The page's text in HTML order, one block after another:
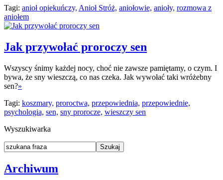
Tagi: anioł opiekuńczy, Anioł Stróż, aniołowie, anioły, rozmowa z
aniołem
Jak przywołać proroczy sen
Wszyscy śnimy każdej nocy, choć nie zawsze pamiętamy, o czym. I
bywa, że sny wieszczą, co nas czeka. Jak wywołać taki wróżebny
sen?»
Tagi: koszmary, proroctwa, przepowiednia, przepowiednie,
psychologia, sen, sny prorocze, wieszczy sen
Wyszukiwarka
Archiwum